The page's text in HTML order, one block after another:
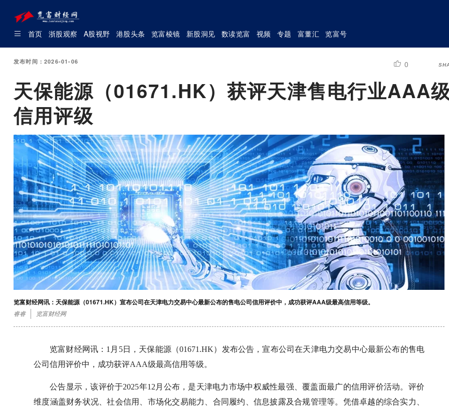
首页 浙股观察 A股视野 港股头条 览富棱镜 新股洞见 数读览富 视频 专题 富董汇 览富号
发布时间：2026-01-06 0
天保能源（01671.HK）获评天津售电行业AAA
信用评级
览富财经网讯：天保能源（01671.HK）宣布公司在天津电力交易中心最新公布的售电公司信用评价中，成功获评AAA级最高信用等级。
睿睿 览富财经网
览富财经网讯：1月5日，天保能源（01671.HK）发布公告，宣布公司在天津电力交易中心最新公布的售电
公司信用评价中，成功获评AAA级最高信用等级。
公告显示，该评价于2025年12月公布，是天津电力市场中权威性最强、覆盖面最广的信用评价活动。评价
维度涵盖财务状况、社会信用、市场化交易能力、合同履约、信息披露及合规管理等。凭借卓越的综合实力、